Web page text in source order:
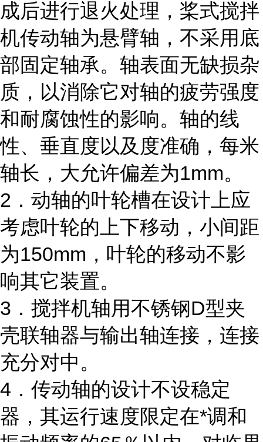
成后进行退火处理，桨式搅拌
机传动轴为悬臂轴，不采用底
部固定轴承。轴表面无缺损杂
质，以消除它对轴的疲劳强度
和耐腐蚀性的影响。轴的线
性、垂直度以及度准确，每米
轴长，大允许偏差为1mm。
2．动轴的叶轮槽在设计上应
考虑叶轮的上下移动，小间距
为150mm，叶轮的移动不影
响其它装置。
3．搅拌机轴用不锈钢D型夹
壳联轴器与输出轴连接，连接
充分对中。
4．传动轴的设计不设稳定
器，其运行速度限定在*调和